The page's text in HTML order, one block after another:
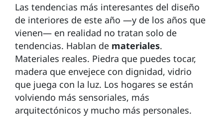
Las tendencias más interesantes del diseño
de interiores de este año —y de los años que
vienen— en realidad no tratan solo de
tendencias. Hablan de materiales.
Materiales reales. Piedra que puedes tocar,
madera que envejece con dignidad, vidrio
que juega con la luz. Los hogares se están
volviendo más sensoriales, más
arquitectónicos y mucho más personales.